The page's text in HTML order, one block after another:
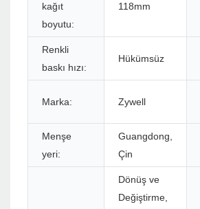
kağıt
boyutu:
118mm
Renkli
baskı hızı:
Hükümsüz
Marka: Zywell
Menşe
yeri:
Guangdong,
Çin
Dönüş ve
Değiştirme,